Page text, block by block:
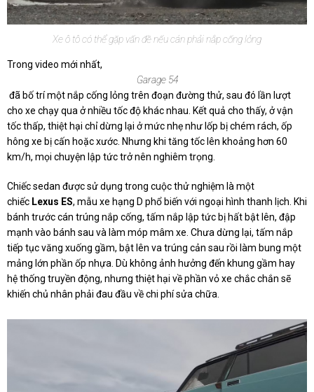
Xe ô tô có thể gặp vấn đề nếu cán phải nắp cống lỏng
Trong video mới nhất,
Garage 54
đã bố trí một nắp cống lỏng trên đoạn đường thử, sau đó lần lượt
cho xe chạy qua ở nhiều tốc độ khác nhau. Kết quả cho thấy, ở vận
tốc thấp, thiệt hại chỉ dừng lại ở mức nhẹ như lốp bị chém rách, ốp
hông xe bị cấn hoặc xước. Nhưng khi tăng tốc lên khoảng hơn 60
km/h, mọi chuyện lập tức trở nên nghiêm trọng.
Chiếc sedan được sử dụng trong cuộc thử nghiệm là một
chiếc Lexus ES, mẫu xe hạng D phổ biến với ngoại hình thanh lịch. Khi
bánh trước cán trúng nắp cống, tấm nắp lập tức bị hất bật lên, đập
mạnh vào bánh sau và làm móp mâm xe. Chưa dừng lại, tấm nắp
tiếp tục văng xuống gầm, bật lên va trúng cản sau rồi làm bung một
mảng lớn phần ốp nhựa. Dù không ảnh hưởng đến khung gầm hay
hệ thống truyền động, nhưng thiệt hại về phần vỏ xe chắc chắn sẽ
khiến chủ nhân phải đau đầu về chi phí sửa chữa.